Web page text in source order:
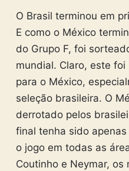
O Brasil terminou em
E como o México
do Grupo F, foi
mundial. Claro, este
para o México,
seleção brasileira. O
derrotado pelos
final tenha sido
o jogo em todas as
Coutinho e Neymar, os